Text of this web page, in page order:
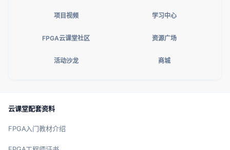
项目视频 学习中心
FPGA云课堂社区 资源广场
活动沙龙 商城
云课堂配套资料
FPGA入门教材介绍